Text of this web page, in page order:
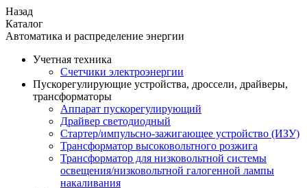
Назад
Каталог
Автоматика и распределение энергии
Учетная техника
Счетчики электроэнергии
Пускорегулирующие устройства, дроссели, драйверы,
трансформаторы
Аппарат пускорегулирующий
Драйвер светодиодный
Стартер/импульсно-зажигающее устройство (ИЗУ)
Трансформатор высоковольтного розжига
Трансформатор для низковольтной системы
освещения/низковольтной галогенной лампы
накаливания